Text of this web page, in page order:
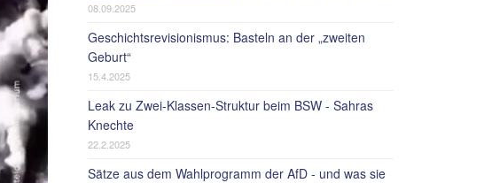
08.09.2025
Geschichtsrevisionismus: Basteln an der „zweiten
Geburt“
15.4.2025
Leak zu Zwei-Klassen-Struktur beim BSW - Sahras
Knechte
22.2.2025
Sätze aus dem Wahlprogramm der AfD - und was sie